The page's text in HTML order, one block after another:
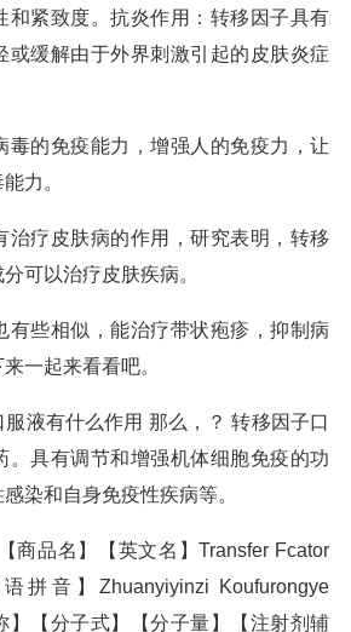
和紧致度。抗炎作用：转移因子具有
或缓解由于外界刺激引起的皮肤炎症
毒的免疫能力，增强人的免疫力，让
力。
治疗皮肤病的作用，研究表明，转移
可以治疗皮肤疾病。
有些相似，能治疗带状疱疹，抑制病
一起来看看吧。
液有什么作用 那么，？ 转移因子口
。具有调节和增强机体细胞免疫的功
染和自身免疫性疾病等。
商品名】【英文名】Transfer Fcator
拼音】Zhuanyiyinzi Koufurongye
】【分子式】【分子量】【注射剂辅